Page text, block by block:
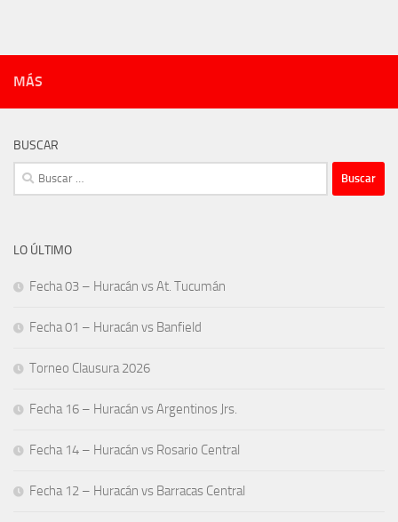
MÁS
BUSCAR
Buscar:
LO ÚLTIMO
Fecha 03 – Huracán vs At. Tucumán
Fecha 01 – Huracán vs Banfield
Torneo Clausura 2026
Fecha 16 – Huracán vs Argentinos Jrs.
Fecha 14 – Huracán vs Rosario Central
Fecha 12 – Huracán vs Barracas Central